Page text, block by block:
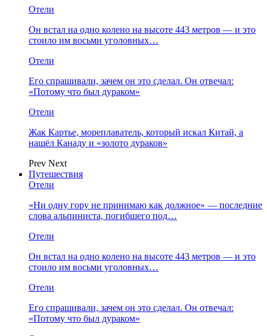
Отели
Он встал на одно колено на высоте 443 метров — и это
стоило им восьми уголовных…
Отели
Его спрашивали, зачем он это сделал. Он отвечал:
«Потому что был дураком»
Отели
Жак Картье, мореплаватель, который искал Китай, а
нашёл Канаду и «золото дураков»
Prev Next
Путешествия
Отели
«Ни одну гору не принимаю как должное» — последние
слова альпиниста, погибшего под…
Отели
Он встал на одно колено на высоте 443 метров — и это
стоило им восьми уголовных…
Отели
Его спрашивали, зачем он это сделал. Он отвечал:
«Потому что был дураком»